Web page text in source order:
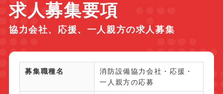
求人募集要項
協力会社、応援、一人親方の求人募集
募集職種名
消防設備協力会社・応援・
一人親方の応募